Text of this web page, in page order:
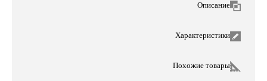
Описание
Характеристики
Похожие товары